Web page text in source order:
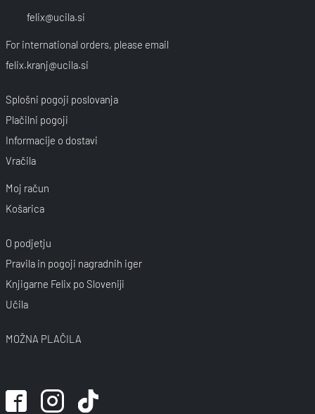
felix@ucila.si
For international orders, please email
felix.kranj@ucila.si
Splošni pogoji poslovanja
Plačilni pogoji
Informacije o dostavi
Vračila
Moj račun
Košarica
O podjetju
Pravila in pogoji nagradnih iger
Knjigarne Felix po Sloveniji
Učila
MOŽNA PLAČILA